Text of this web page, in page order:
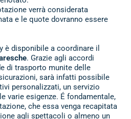
verrà considerata
e le quote dovranno essere
è disponibile a coordinare il
. Grazie agli accordi
di trasporto munite delle
sarà infatti possibile
personalizzati, un servizio
varie esigenze. É fondamentale,
che essa venga recapitata
agli spettacoli o almeno un